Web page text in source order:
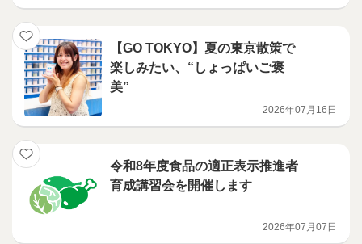
【GO TOKYO】夏の東京散策で
楽しみたい、“しょっぱいご褒
美”
2026年07月16日
令和8年度食品の適正表示推進者
育成講習会を開催します
2026年07月07日